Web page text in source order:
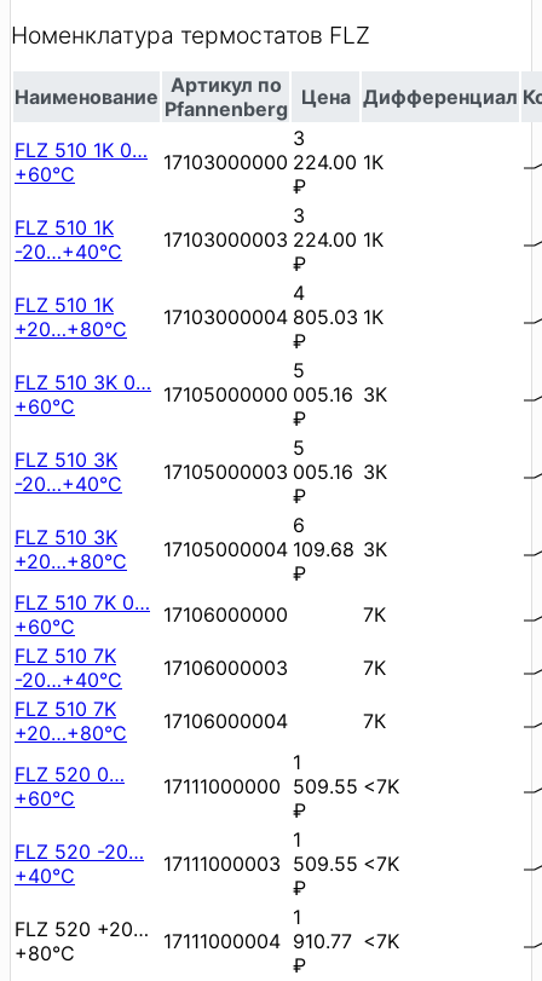
Номенклатура термостатов FLZ
Наименование Артикул по
Pfannenberg
Цена Дифференциал
FLZ 510 1K 0…
+60°C
17103000000
3
224.00
₽
1К
FLZ 510 1K
-20…+40°C
17103000003
3
224.00
₽
1К
FLZ 510 1K
+20…+80°C
17103000004
4
805.03
₽
1К
FLZ 510 3K 0…
+60°C
17105000000
5
005.16
₽
3К
FLZ 510 3K
-20…+40°C
17105000003
5
005.16
₽
3К
FLZ 510 3K
+20…+80°C
17105000004
6
109.68
₽
3К
FLZ 510 7K 0…
+60°C
17106000000
7К
FLZ 510 7K
-20…+40°C
17106000003
7К
FLZ 510 7K
+20…+80°C
17106000004 7К
FLZ 520 0…
+60°C
17111000000
1
509.55
₽
<7K
FLZ 520 -20…
+40°C
17111000003
1
509.55
₽
<7K
FLZ 520 +20…
+80°C
17111000004
1
910.77
₽
<7K